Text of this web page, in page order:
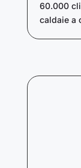
60.000
caldaie a